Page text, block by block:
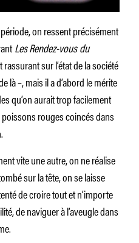
on ressent précisément
LesRendez-vous du
sur l’état de la société
là –, mais il a d’abord le mérite
qu’on aurait trop facilement
rouges coincés dans
vite une autre, on ne réalise
sur la tête, on se laisse
de croire tout et n’importe
de naviguer à l’aveugle dans